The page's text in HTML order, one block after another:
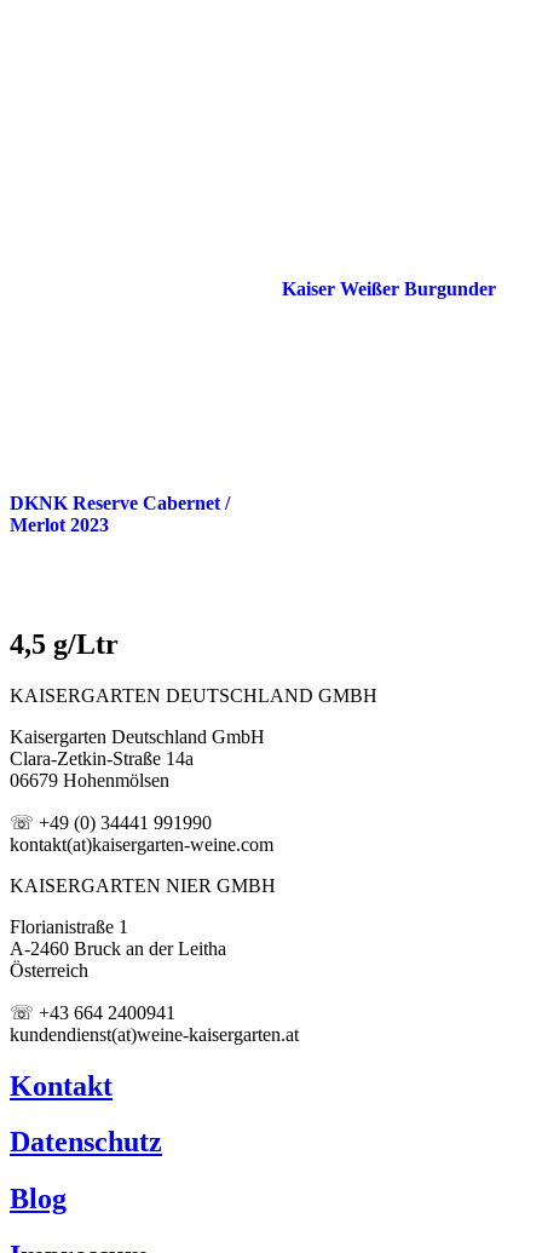
DKNK Reserve Cabernet /
Merlot 2023
Kaiser Weißer Burgunder
4,5 g/Ltr
KAISERGARTEN DEUTSCHLAND GMBH
Kaisergarten Deutschland GmbH
Clara-Zetkin-Straße 14a
06679 Hohenmölsen
☏ +49 (0) 34441 991990
kontakt(at)kaisergarten-weine.com
KAISERGARTEN NIER GMBH
Florianistraße 1
A-2460 Bruck an der Leitha
Österreich
☏ +43 664 2400941
kundendienst(at)weine-kaisergarten.at
Kontakt
Datenschutz
Blog